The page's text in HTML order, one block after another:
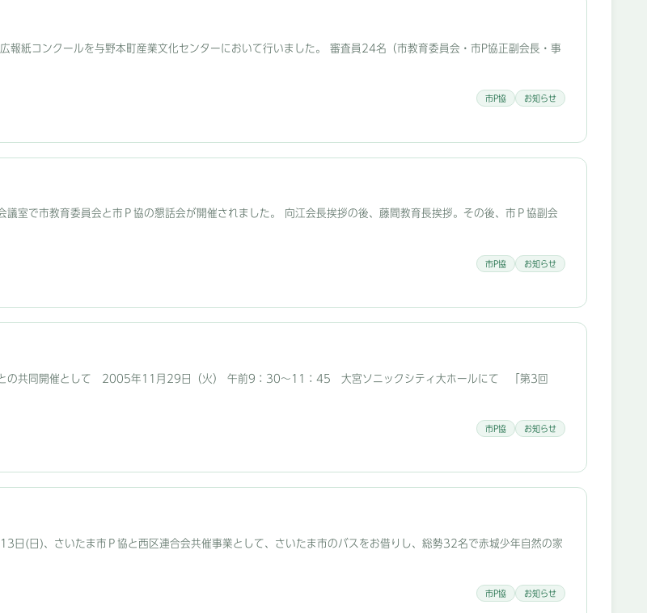
コンクールを与野本町産業文化センターにおいて行いました。 審査員24名（市教育委員会・市P協正副会長・事
市P協 お知らせ
で市教育委員会と市Ｐ協の懇話会が開催されました。 向江会長挨拶の後、藤間教育長挨拶。その後、市Ｐ協副会
市P協 お知らせ
との共同開催として 2005年11月29日（火） 午前9：30～11：45 大宮ソニックシティ大ホールにて 「第3回
市P協 お知らせ
)、さいたま市Ｐ協と西区連合会共催事業として、さいたま市のバスをお借りし、総勢32名で赤城少年自然の家
市P協 お知らせ